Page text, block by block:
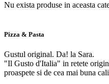
Nu exista produse in aceasta
Pizza & Pasta
Gustul original. Da! la Sara.
"Il Gusto d'Italia" in retete
proaspete si de cea mai buna